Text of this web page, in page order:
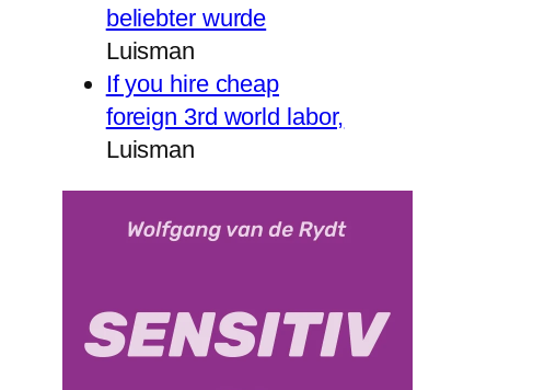
beliebter wurde
Luisman
If you hire cheap
foreign 3rd world labor,
Luisman